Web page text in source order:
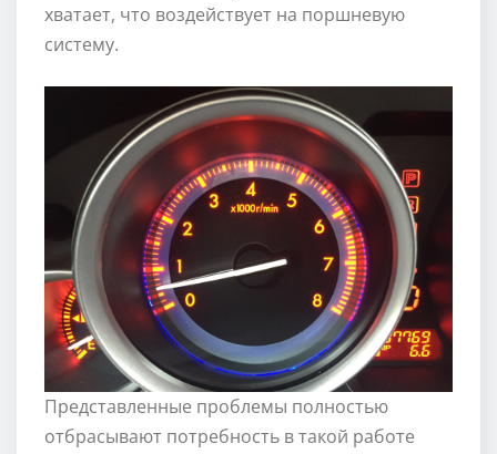
хватает, что воздействует на поршневую
систему.
Представленные проблемы полностью
отбрасывают потребность в такой работе